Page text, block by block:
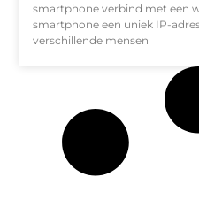
smartphone verbind met een
smartphone een uniek IP-
verschillende mensen